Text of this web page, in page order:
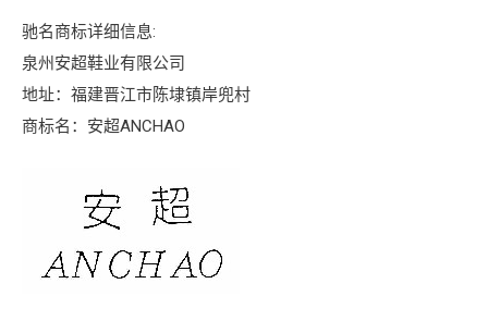
驰名商标详细信息:
泉州安超鞋业有限公司
地址：福建晋江市陈埭镇岸兜村
商标名：安超ANCHAO